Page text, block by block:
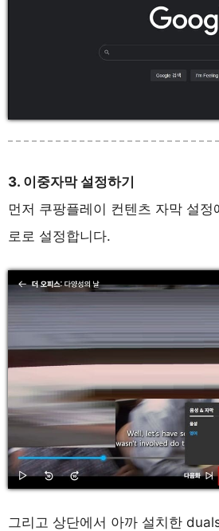
3. 이중자막 설정하기
먼저 쿠팡플레이 컨텐츠 자막 설
로로 설정합니다.
그리고 상단에서 아까 설치한